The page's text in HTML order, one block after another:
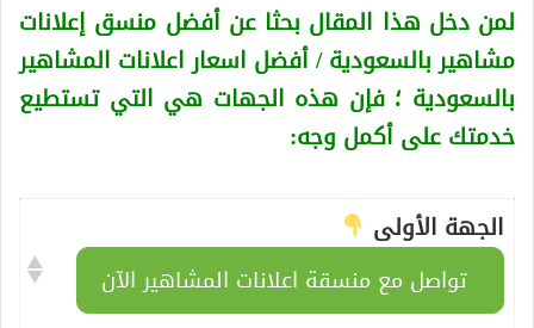
لمن دخل هذا المقال بحثا عن أفضل منسق إعلانات
مشاهير بالسعودية / أفضل اسعار اعلانات المشاهير
بالسعودية ؛ فإن هذه الجهات هي التي تستطيع
خدمتك على أكمل وجه:
الجهة الأولى
تواصل مع منسقة اعلانات المشاهير الآن